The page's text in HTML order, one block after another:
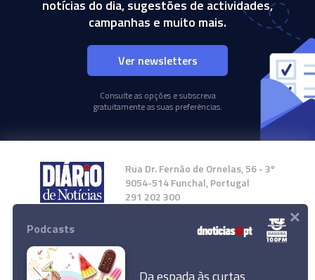
notícias do dia, sugestões de actividades,
campanhas e muito mais.
Ver newsletters
Consulte as opções e subscreva
gratuitamente as suas preferências.
Rua Dr. Fernão de Ornelas, 56 - 3º
9054-514 Funchal, Portugal
291 202 300
Instale a nossa App
Podcasts
Da espada às curtas
×